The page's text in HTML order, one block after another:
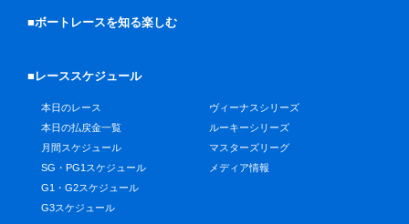
■ボートレースを知る楽しむ
■レーススケジュール
本日のレース
本日の払戻金一覧
月間スケジュール
SG・PG1スケジュール
G1・G2スケジュール
G3スケジュール
ヴィーナスシリーズ
ルーキーシリーズ
マスターズリーグ
メディア情報